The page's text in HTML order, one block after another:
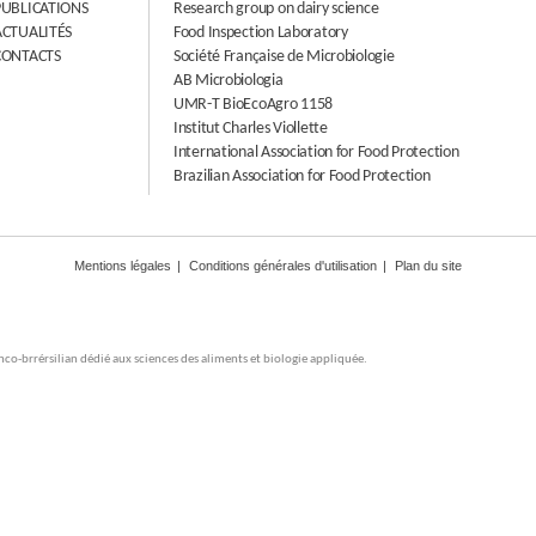
Research group on dairy science
Food Inspection Laboratory
Société Française de Microbiologie
AB Microbiologia
UMR-T BioEcoAgro 1158
Institut Charles Viollette
International Association for Food Protection
Brazilian Association for Food Protection
Mentions légales Conditions générales d'utilisation Plan du site
brrérsilian dédié aux sciences des aliments et biologie appliquée.